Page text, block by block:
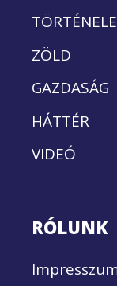
ZÖLD
GAZDASÁG
HÁTTÉR
VIDEÓ
RÓLUNK